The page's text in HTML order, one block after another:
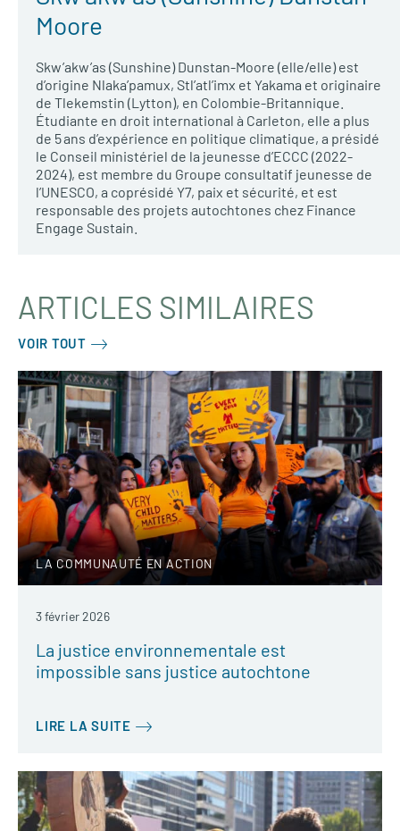
Moore
Skw’akw’as (Sunshine) Dunstan-Moore (elle/elle) est
d’origine Nlaka’pamux, Stl’atl’imx et Yakama et originaire
de Tlekemstin (Lytton), en Colombie-Britannique.
Étudiante en droit international à Carleton, elle a plus
de 5 ans d’expérience en politique climatique, a présidé
le Conseil ministériel de la jeunesse d’ECCC (2022-
2024), est membre du Groupe consultatif jeunesse de
l’UNESCO, a coprésidé Y7, paix et sécurité, et est
responsable des projets autochtones chez Finance
Engage Sustain.
ARTICLES SIMILAIRES
VOIR TOUT
LA COMMUNAUTÉ EN ACTION
3 février 2026
La justice environnementale est
impossible sans justice autochtone
LIRE LA SUITE